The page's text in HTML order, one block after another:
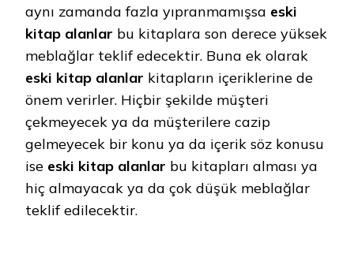
aynı zamanda fazla yıpranmamışsa eski
kitap alanlar bu kitaplara son derece yüksek
meblağlar teklif edecektir. Buna ek olarak
eski kitap alanlar kitapların içeriklerine de
önem verirler. Hiçbir şekilde müşteri
çekmeyecek ya da müşterilere cazip
gelmeyecek bir konu ya da içerik söz konusu
ise eski kitap alanlar bu kitapları alması ya
hiç almayacak ya da çok düşük meblağlar
teklif edilecektir.